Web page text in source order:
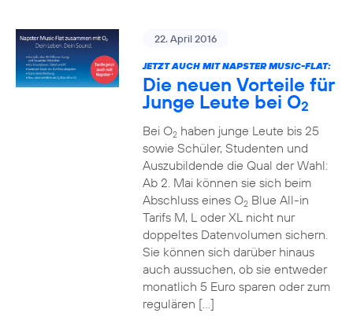
22. April 2016
JETZT AUCH MIT NAPSTER MUSIC-FLAT:
Die neuen Vorteile für
Junge Leute bei O2
Bei O2haben junge Leute bis 25
sowie Schüler, Studenten und
Auszubildende die Qual der Wahl:
Ab 2. Mai können sie sich beim
Abschluss eines O2Blue All-in
Tarifs M, L oder XL nicht nur
doppeltes Datenvolumen sichern.
Sie können sich darüber hinaus
auch aussuchen, ob sie entweder
monatlich 5 Euro sparen oder zum
regulären […]